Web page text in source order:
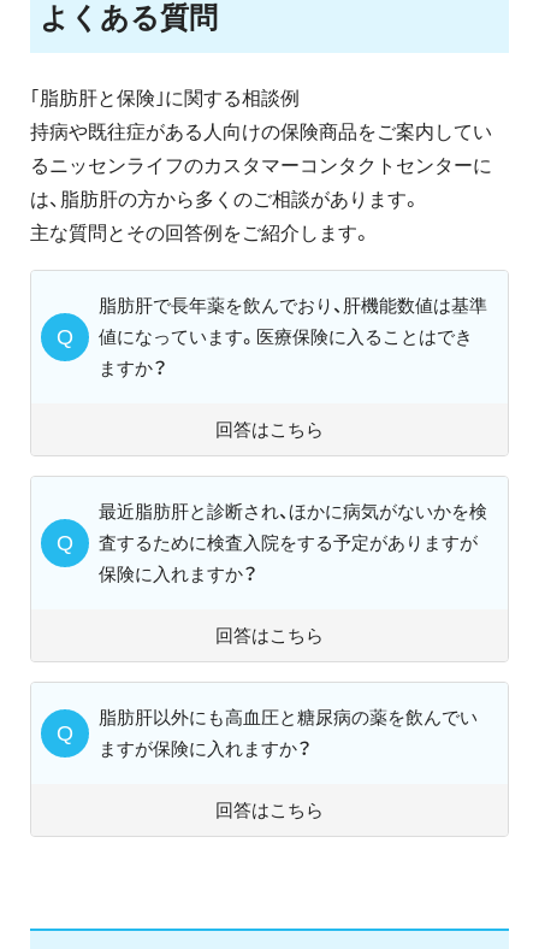
よくある質問
｢脂肪肝と保険｣に関する相談例
持病や既往症がある人向けの保険商品をご案内してい
るニッセンライフのカスタマーコンタクトセンターに
は、脂肪肝の方から多くのご相談があります。
主な質問とその回答例をご紹介します。
脂肪肝で長年薬を飲んでおり、肝機能数値は基準
値になっています。医療保険に入ることはでき
ますか？
回答はこちら
最近脂肪肝と診断され、ほかに病気がないかを検
査するために検査入院をする予定がありますが
保険に入れますか？
回答はこちら
脂肪肝以外にも高血圧と糖尿病の薬を飲んでい
ますが保険に入れますか？
回答はこちら